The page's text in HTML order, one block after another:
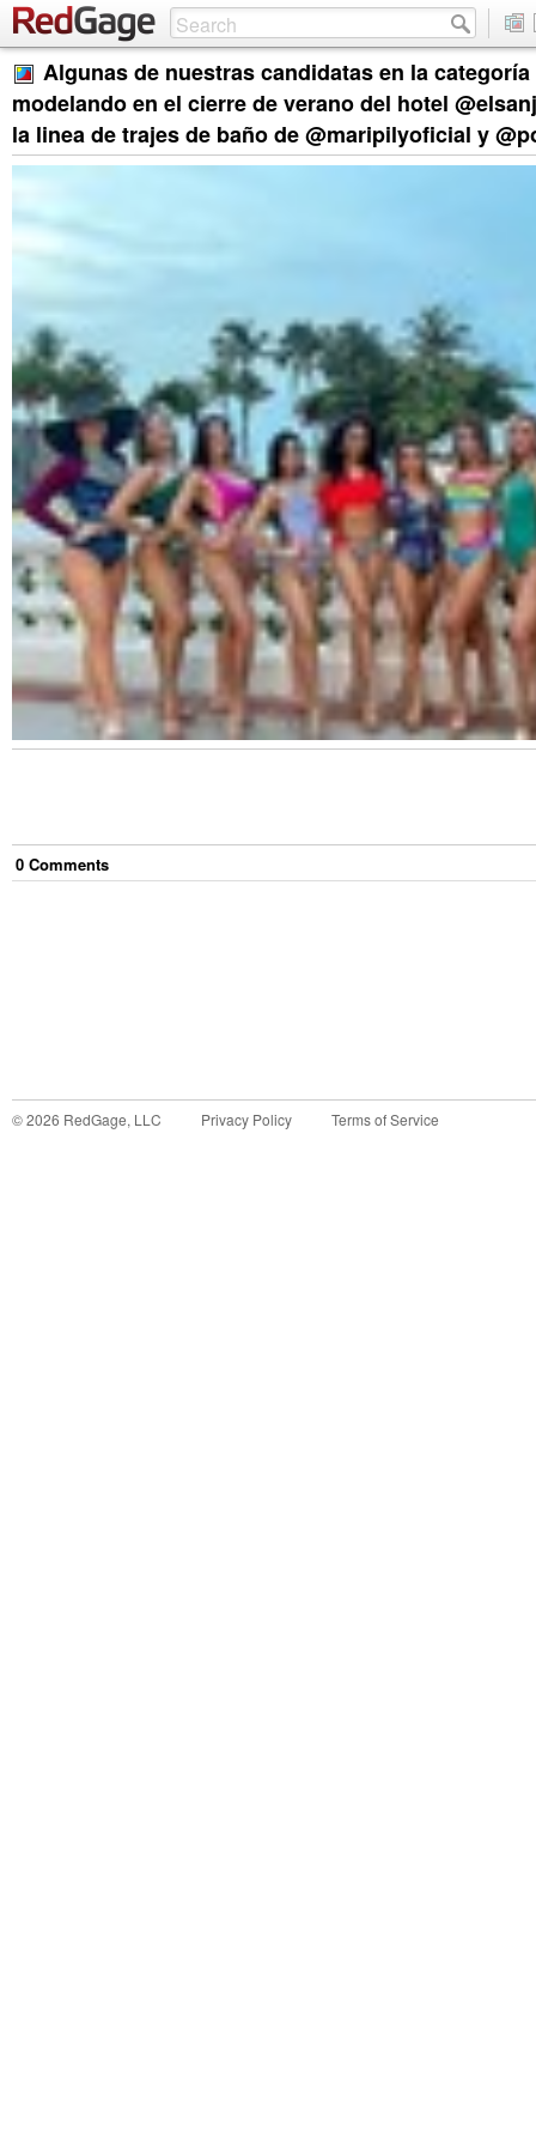
Algunas de nuestras candidatas en la
modelando en el cierre de verano del hotel
la linea de trajes de baño de @maripilyoficial y
0 Comments
©2026 RedGage, LLC Privacy Policy Terms of Service